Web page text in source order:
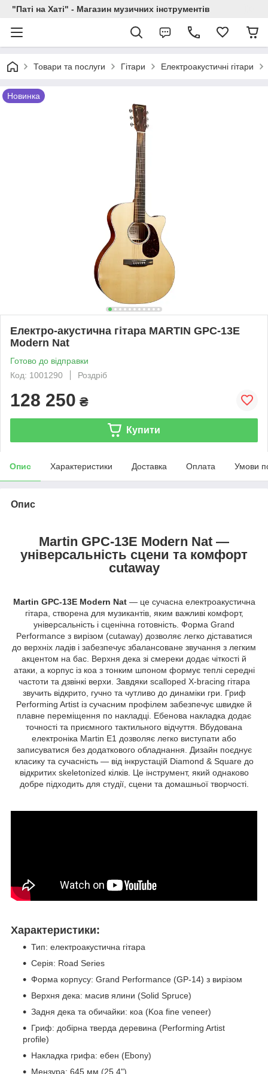
"Паті на Хаті" - Магазин музичних інструментів
Товари та послуги Гітари Електроакустичні гітари
Новинка
Електро-акустична гітара MARTIN GPC-13E
Modern Nat
Готово до відправки
Код: 1001290
Роздріб
128 250 ₴
Купити
Опис Характеристики Доставка Оплата Умови
Опис
Martin GPC-13E Modern Nat —
універсальність сцени та комфорт
cutaway
Martin GPC-13E Modern Nat— це сучасна електроакустична
гітара, створена для музикантів, яким важливі комфорт,
універсальність і сценічна готовність. Форма Grand
Performance з вирізом (cutaway) дозволяє легко діставатися
до верхніх ладів і забезпечує збалансоване звучання з легким
акцентом на бас. Верхня дека зі смереки додає чіткості й
атаки, а корпус із коа з тонким шпоном формує теплі середні
частоти та дзвінкі верхи. Завдяки scalloped X-bracing гітара
звучить відкрито, гучно та чутливо до динаміки гри. Гриф
Performing Artist із сучасним профілем забезпечує швидке й
плавне переміщення по накладці. Ебенова накладка додає
точності та приємного тактильного відчуття. Вбудована
електроніка Martin E1 дозволяє легко виступати або
записуватися без додаткового обладнання. Дизайн поєднує
класику та сучасність — від інкрустацій Diamond & Square до
відкритих skeletonized кілків. Це інструмент, який однаково
добре підходить для студії, сцени та домашньої творчості.
Характеристики:
Тип: електроакустична гітара
Серія: Road Series
Форма корпусу: Grand Performance (GP-14) з вирізом
Верхня дека: масив ялини (Solid Spruce)
Задня дека та обичайки: коа (Koa fine veneer)
Гриф: добірна тверда деревина (Performing Artist
profile)
Накладка грифа: ебен (Ebony)
Мензура: 645 мм (25.4")